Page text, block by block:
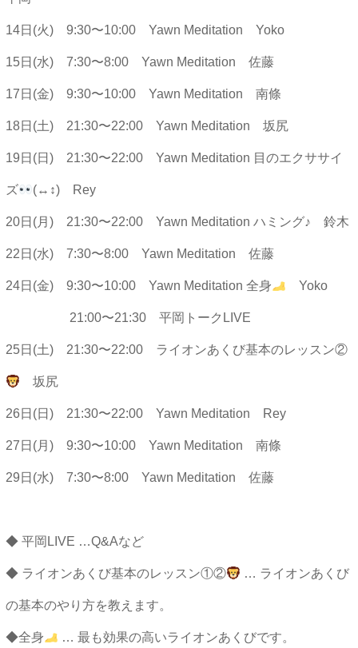
14日(火) 9:30〜10:00 Yawn Meditation Yoko
15日(水) 7:30〜8:00 Yawn Meditation 佐藤
17日(金) 9:30〜10:00 Yawn Meditation 南條
18日(土) 21:30〜22:00 Yawn Meditation 坂尻
19日(日) 21:30〜22:00 Yawn Meditation 目のエクササイ
ズ (↔︎↕︎) Rey
20日(月) 21:30〜22:00 Yawn Meditation ハミング♪ 鈴木
22日(水) 7:30〜8:00 Yawn Meditation 佐藤
24日(金) 9:30〜10:00 Yawn Meditation 全身 Yoko
21:00〜21:30 平岡トークLIVE
25日(土) 21:30〜22:00 ライオンあくび基本のレッスン②
坂尻
26日(日) 21:30〜22:00 Yawn Meditation Rey
27日(月) 9:30〜10:00 Yawn Meditation 南條
29日(水) 7:30〜8:00 Yawn Meditation 佐藤
◆ 平岡LIVE …Q&Aなど
◆ ライオンあくび基本のレッスン①② … ライオンあくび
の基本のやり方を教えます。
◆全身 … 最も効果の高いライオンあくびです。